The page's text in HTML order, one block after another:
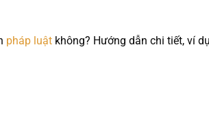
pháp luật không? Hướng dẫn chi tiết, ví